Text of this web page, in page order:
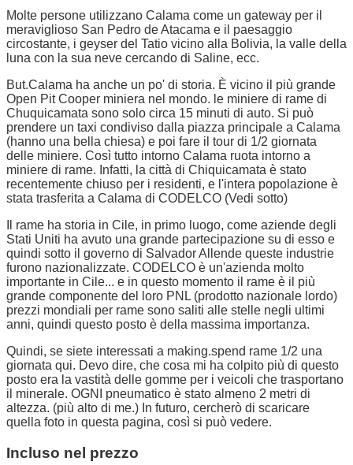
Molte persone utilizzano Calama come un gateway per il
meraviglioso San Pedro de Atacama e il paesaggio
circostante, i geyser del Tatio vicino alla Bolivia, la valle della
luna con la sua neve cercando di Saline, ecc.
But.Calama ha anche un po' di storia. È vicino il più grande
Open Pit Cooper miniera nel mondo. le miniere di rame di
Chuquicamata sono solo circa 15 minuti di auto. Si può
prendere un taxi condiviso dalla piazza principale a Calama
(hanno una bella chiesa) e poi fare il tour di 1/2 giornata
delle miniere. Così tutto intorno Calama ruota intorno a
miniere di rame. Infatti, la città di Chiquicamata è stato
recentemente chiuso per i residenti, e l'intera popolazione è
stata trasferita a Calama di CODELCO (Vedi sotto)
Il rame ha storia in Cile, in primo luogo, come aziende degli
Stati Uniti ha avuto una grande partecipazione su di esso e
quindi sotto il governo di Salvador Allende queste industrie
furono nazionalizzate. CODELCO è un'azienda molto
importante in Cile... e in questo momento il rame è il più
grande componente del loro PNL (prodotto nazionale lordo)
prezzi mondiali per rame sono saliti alle stelle negli ultimi
anni, quindi questo posto è della massima importanza.
Quindi, se siete interessati a making.spend rame 1/2 una
giornata qui. Devo dire, che cosa mi ha colpito più di questo
posto era la vastità delle gomme per i veicoli che trasportano
il minerale. OGNI pneumatico è stato almeno 2 metri di
altezza. (più alto di me.) In futuro, cercherò di scaricare
quella foto in questa pagina, così si può vedere.
Incluso nel prezzo